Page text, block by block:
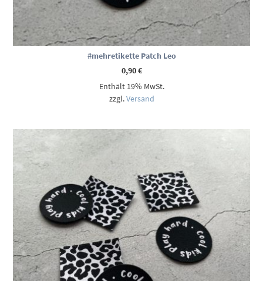
#mehretikette Patch Leo
0,90€
Enthält 19% MwSt.
zzgl.Versand